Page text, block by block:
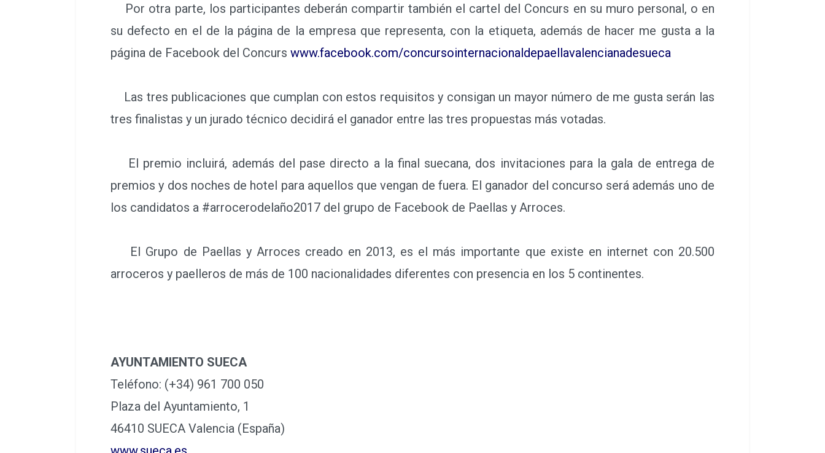
Por otra parte, los participantes deberán compartir también el cartel del Concurs en su muro personal, o en
su defecto en el de la página de la empresa que representa, con la etiqueta, además de hacer me gusta a la
página de Facebook del Concurs www.facebook.com/concursointernacionaldepaellavalencianadesueca
Las tres publicaciones que cumplan con estos requisitos y consigan un mayor número de me gusta serán las
tres finalistas y un jurado técnico decidirá el ganador entre las tres propuestas más votadas.
El premio incluirá, además del pase directo a la final suecana, dos invitaciones para la gala de entrega de
premios y dos noches de hotel para aquellos que vengan de fuera. El ganador del concurso será además uno de
los candidatos a #arrocerodelaño2017 del grupo de Facebook de Paellas y Arroces.
El Grupo de Paellas y Arroces creado en 2013, es el más importante que existe en internet con 20.500
arroceros y paelleros de más de 100 nacionalidades diferentes con presencia en los 5 continentes.
AYUNTAMIENTO SUECA
Teléfono: (+34) 961 700 050
Plaza del Ayuntamiento, 1
46410 SUECA Valencia (España)